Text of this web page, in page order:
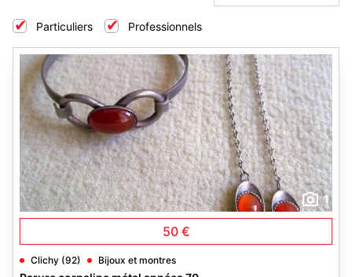
Particuliers Professionnels
1
50 €
Clichy (92) Bijoux et montres